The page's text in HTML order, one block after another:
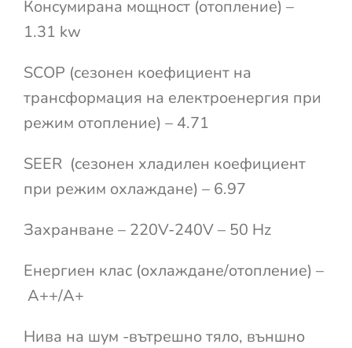
Консумирана мощност (отопление) –
1.31 kw
SCOP (сезонен коефициент на
трансформация на електроенергия при
режим отопление) – 4.71
SEER (сезонен хладилен коефициент
при режим охлаждане) – 6.97
Захранване – 220V-240V – 50 Hz
Енергиен клас (охлаждане/отопление) –
A++/A+
Нива на шум -вътрешно тяло, външно